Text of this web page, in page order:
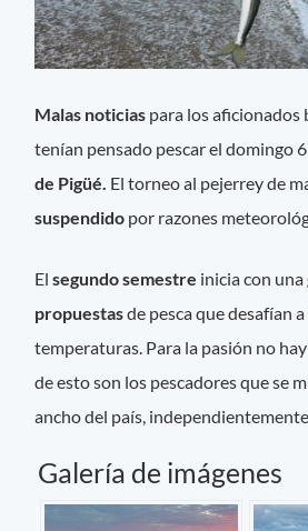
Malas noticias para los aficionados
tenían pensado pescar el domingo
de Pigüé. El torneo al pejerrey de
suspendido por razones
Elsegundo semestre inicia con una
propuestasde pesca que desafían
temperaturas. Para la pasión no
de esto son los pescadores que se
ancho del país,
Galería de imágenes